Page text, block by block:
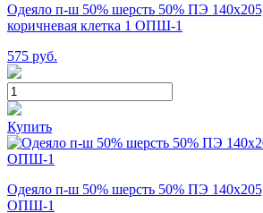
Одеяло п-ш 50% шерсть 50% ПЭ
коричневая клетка 1 ОПШ-1
575 руб.
Купить
Одеяло п-ш 50% шерсть 50% ПЭ
ОПШ-1